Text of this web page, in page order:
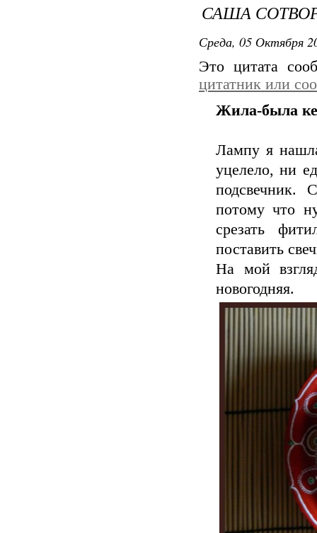
САША
Среда, 05 Октября
Это цитата
цитатник или
Жила-была
Лампу я
уцелело, ни
подсвечник.
потому что
срезать
поставить
На мой
новогодняя.